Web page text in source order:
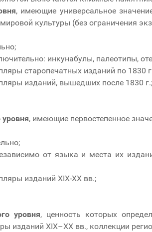
, имеющие универсальное
культуры (без ограничения
инкунабулы, палеотипы,
старопечатных изданий по 1830
изданий, вышедших после 1830 г.;
, имеющие первостепенное
от языка и места их
изданий XIX-XX вв.;
уровня, ценность которых
изданий XIX–XX вв., коллекции